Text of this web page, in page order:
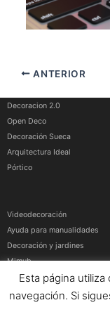
ANTERIOR
Decoracion 2.0
Open Deco
Decoración Sueca
Arquitectura Ideal
Pórtico
Videodecoración
Ayuda para manualidades
Decoración y jardines
Mimub
Más medios
Esta página
navegación. Si